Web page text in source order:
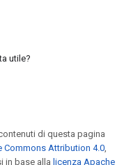
utile?
di questa pagina
Commons Attribution 4.0,
in base alla licenza Apache